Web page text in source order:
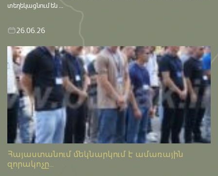
տեղեկացնում են ...
26.06.26
Հայաստանում մեկնարկում է ամառային
զորակոչը...